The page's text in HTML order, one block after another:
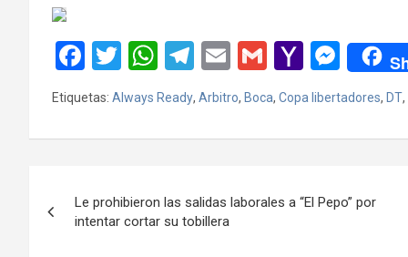
F
a
ce
b
o
k
T
wi
tt
er
W
h
at
s
p
p
T
el
e
gr
m
E
m
ail
G
m
ail
Y
a
h
o
M
M
es
se
n
er
Etiquetas: Always Ready, Arbitro, Boca, Copa libertadores, DT,
de
Le prohibieron las salidas laborales a “El Pepo” por
intentar cortar su tobillera